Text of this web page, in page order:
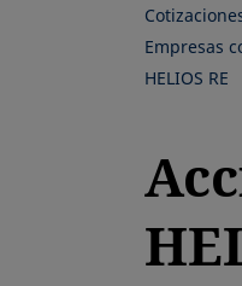
Empresas
HELIOS RE